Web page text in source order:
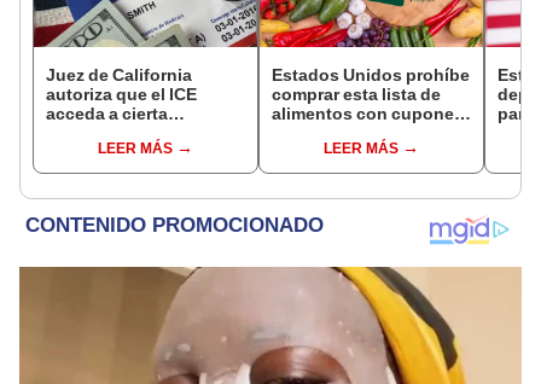
Juez de California
autoriza que el ICE
acceda a cierta
inmigrantes inscritos en
Medicaid
LEER MÁS
Estados Unidos prohíbe
comprar esta lista de
alimentos con cupones
desde 2026LEER MÁS
para
se